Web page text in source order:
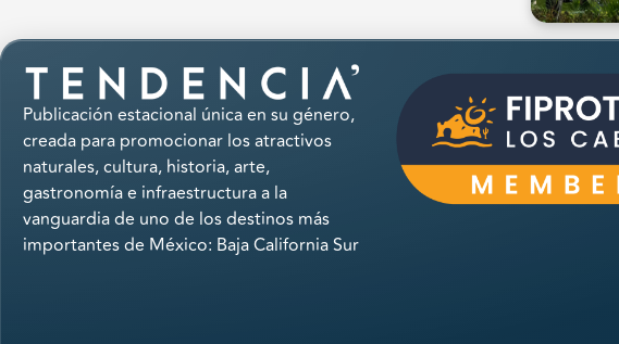
Publicación estacional única en su género,
creada para promocionar los atractivos
naturales, cultura, historia, arte,
gastronomía e infraestructura a la
vanguardia de uno de los destinos más
importantes de México: Baja California Sur